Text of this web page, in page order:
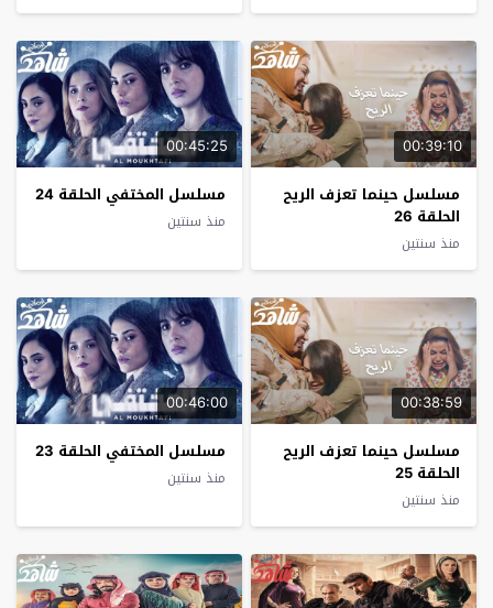
00:39:10
مسلسل حينما تعزف الريح
الحلقة 26
منذ سنتين
00:45:25
مسلسل المختفي الحلقة 24
منذ سنتين
00:38:59
مسلسل حينما تعزف الريح
الحلقة 25
منذ سنتين
00:46:00
مسلسل المختفي الحلقة 23
منذ سنتين